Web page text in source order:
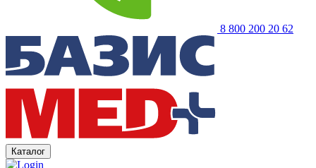
8 800 200 20 62
Каталог